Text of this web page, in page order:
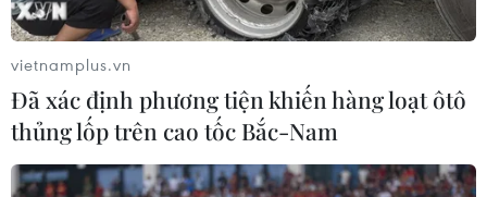
hiểm), 871 khu vực cấp V (cực kỳ nguy hiểm).
vietnamplus.vn
Đã xác định phương tiện khiến hàng loạt ôtô
thủng lốp trên cao tốc Bắc-Nam